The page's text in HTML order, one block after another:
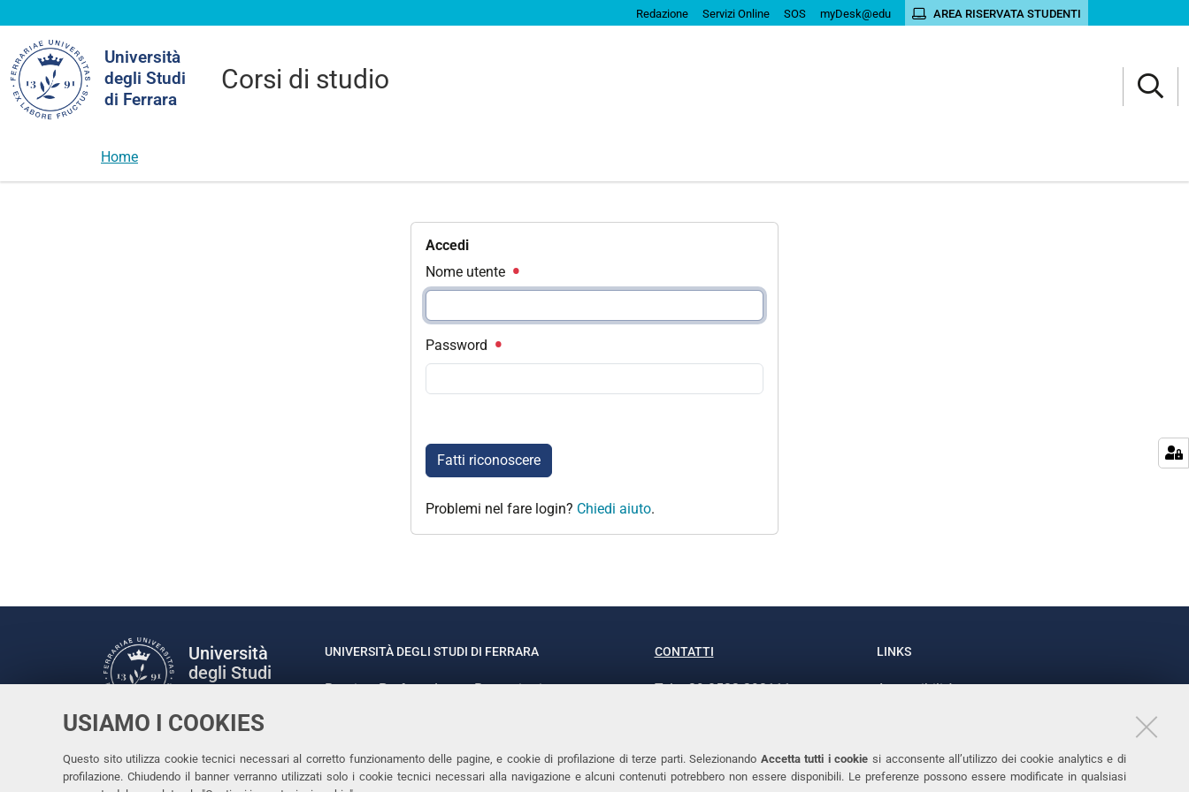
USIAMO I COOKIES
Questo sito utilizza cookie tecnici necessari al corretto funzionamento delle pagine, e cookie di profilazione di terze parti. Selezionando Accetta tutti i cookie si acconsente all’utilizzo dei cookie analytics e di
profilazione. Chiudendo il banner verranno utilizzati solo i cookie tecnici necessari alla navigazione e alcuni contenuti potrebbero non essere disponibili. Le preferenze possono essere modificate in qualsiasi
Redazione Servizi Online SOS myDesk@edu AREA RISERVATA STUDENTI
Università
degli Studi
di Ferrara
Corsi di studio
nel
sito
Home
Accedi
Nome utente
Password
Fatti riconoscere
Problemi nel fare login? Chiedi aiuto.
Università
degli Studi
Facebook
LinkedinInstagram
Youtube
UNIVERSITÀ DEGLI STUDI DI FERRARA
Rettrice: Prof.ssa Laura Ramaciotti
CONTATTI
Tel. +39 0532 293111
LINKS
Accessibilità
Cookies